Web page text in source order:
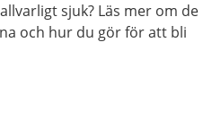
sjuk? Läs mer om de
och hur du gör för att bli